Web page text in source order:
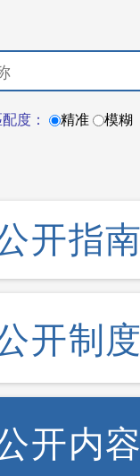
配度： 精准 模糊
公开指
开制
开内